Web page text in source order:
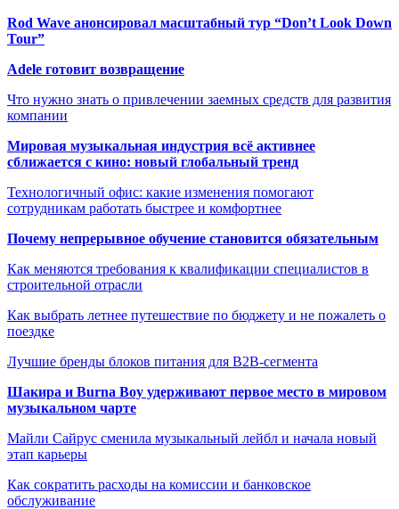
Rod Wave анонсировал масштабный тур “Don’t Look Down
Tour”
Adele готовит возвращение
Что нужно знать о привлечении заемных средств для развития
компании
Мировая музыкальная индустрия всё активнее
сближается с кино: новый глобальный тренд
Технологичный офис: какие изменения помогают
сотрудникам работать быстрее и комфортнее
Почему непрерывное обучение становится обязательным
Как меняются требования к квалификации специалистов в
строительной отрасли
Как выбрать летнее путешествие по бюджету и не пожалеть о
поездке
Лучшие бренды блоков питания для B2B-сегмента
Шакира и Burna Boy удерживают первое место в мировом
музыкальном чарте
Майли Сайрус сменила музыкальный лейбл и начала новый
этап карьеры
Как сократить расходы на комиссии и банковское
обслуживание